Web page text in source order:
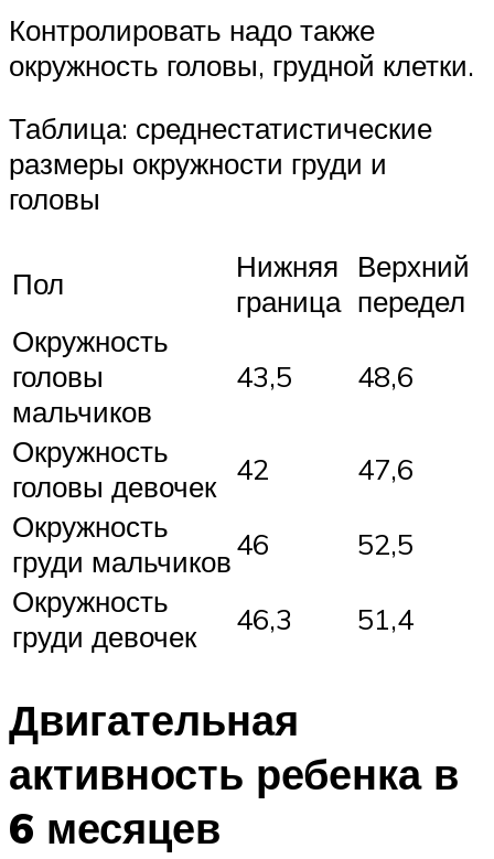
Контролировать надо также
окружность головы, грудной клетки.
Таблица: среднестатистические
размеры окружности груди и
головы
Пол
Нижняя
граница
Верхний
передел
Окружность
головы
мальчиков
43,5 48,6
Окружность
головы девочек 42
47,6
Окружность
груди мальчиков46
52,5
Окружность
груди девочек
46,3 51,4
Двигательная
активность ребенка в
6 месяцев